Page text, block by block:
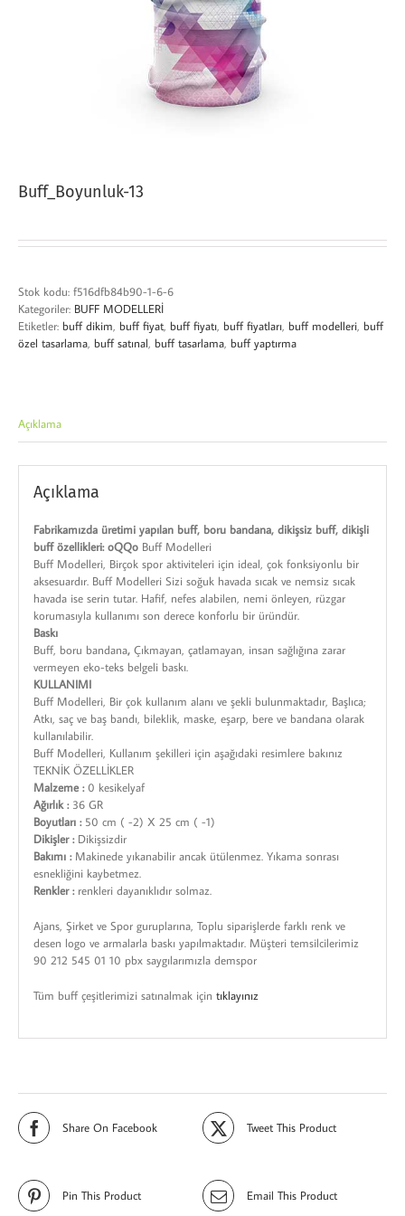
Buff_Boyunluk-13
Stok kodu: f516dfb84b90-1-6-6
Kategoriler: BUFF MODELLERİ
Etiketler: buff dikim buff fiyat buff fiyatı buff fiyatları buff modelleri buff
özel tasarlama buff satınal buff tasarlama buff yaptırma
Açıklama
Açıklama
Fabrikamızda üretimi yapılan buff, boru bandana, dikişsiz buff, dikişli
buff özellikleri: oQQo Buff Modelleri
Buff Modelleri, Birçok spor aktiviteleri için ideal, çok fonksiyonlu bir
aksesuardır. Buff Modelleri Sizi soğuk havada sıcak ve nemsiz sıcak
havada ise serin tutar. Hafif, nefes alabilen, nemi önleyen, rüzgar
korumasıyla kullanımı son derece konforlu bir üründür.
Baskı
Buff, boru bandana,Çıkmayan, çatlamayan, insan sağlığına zarar
vermeyen eko-teks belgeli baskı.
KULLANIMI
Buff Modelleri, Bir çok kullanım alanı ve şekli bulunmaktadır, Başlıca;
Atkı, saç ve baş bandı, bileklik, maske, eşarp, bere ve bandana olarak
kullanılabilir.
Buff Modelleri, Kullanım şekilleri için aşağıdaki resimlere bakınız
TEKNİK ÖZELLİKLER
Malzeme :0 kesikelyaf
Ağırlık :36 GR
Boyutları :50 cm ( -2) X 25 cm ( -1)
Dikişler : Dikişsizdir
Bakımı : Makinede yıkanabilir ancak ütülenmez. Yıkama sonrası
esnekliğini kaybetmez.
Renkler :renkleri dayanıklıdır solmaz.
Ajans, Şirket ve Spor guruplarına, Toplu siparişlerde farklı renk ve
desen logo ve armalarla baskı yapılmaktadır. Müşteri temsilcilerimiz
90 212 545 01 10 pbx saygılarımızla demspor
Tüm buff çeşitlerimizi satınalmak içintıklayınız
Share On Facebook Tweet This Product
Pin This Product Email This Product